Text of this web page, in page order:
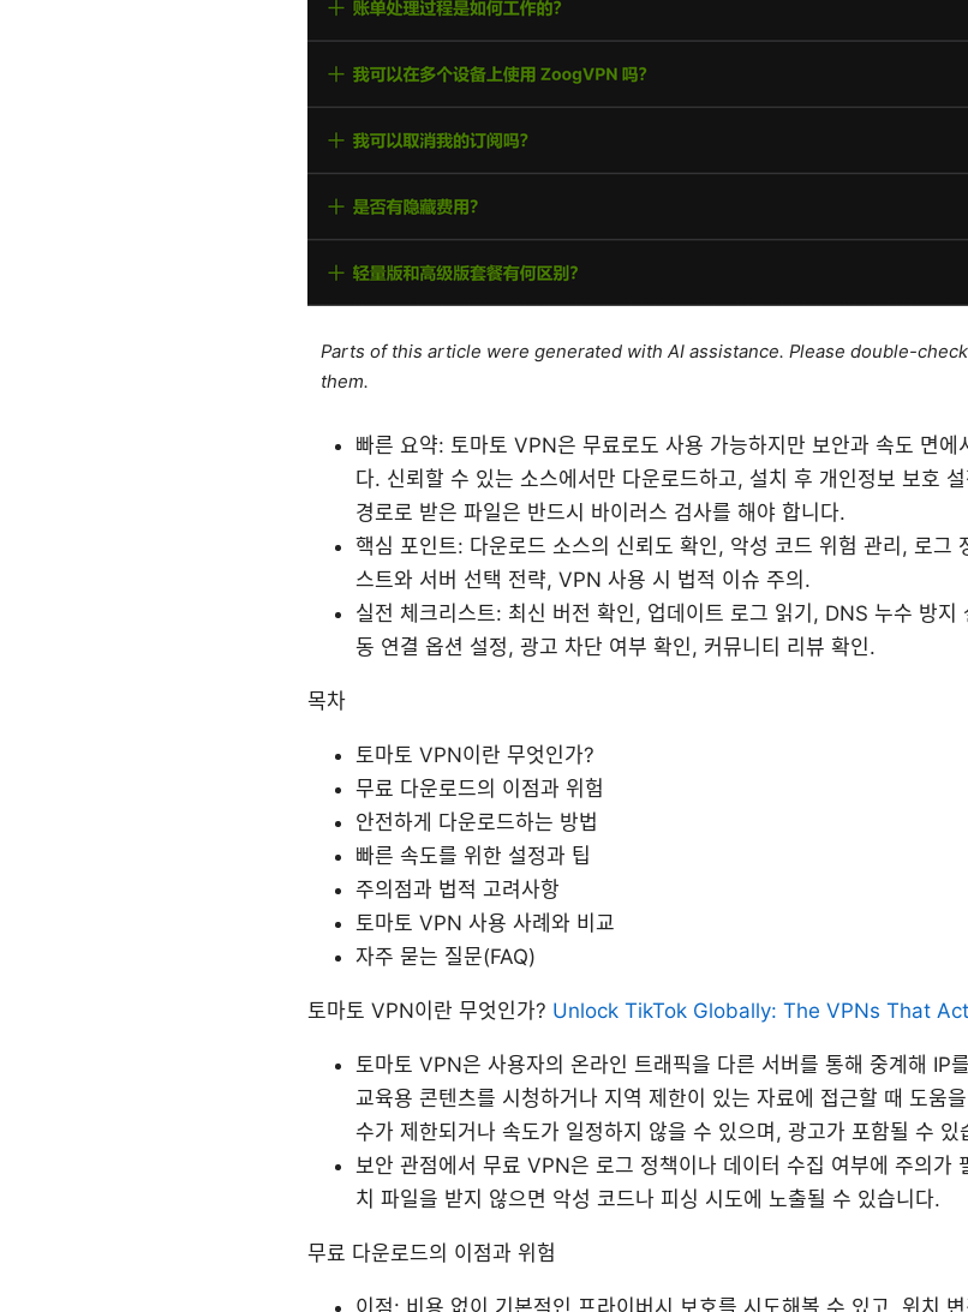
Parts of this article were generated with AI assistance. Please double-
them.
빠른 요약: 토마토 VPN은 무료로도 사용 가능하지만 보안과 속도 면에
다. 신뢰할 수 있는 소스에서만 다운로드하고, 설치 후 개인정보 보호
경로로 받은 파일은 반드시 바이러스 검사를 해야 합니다.
핵심 포인트: 다운로드 소스의 신뢰도 확인, 악성 코드 위험 관리, 로그
스트와 서버 선택 전략, VPN 사용 시 법적 이슈 주의.
실전 체크리스트: 최신 버전 확인, 업데이트 로그 읽기, DNS 누수 방
동 연결 옵션 설정, 광고 차단 여부 확인, 커뮤니티 리뷰 확인.
목차
토마토 VPN이란 무엇인가?
무료 다운로드의 이점과 위험
안전하게 다운로드하는 방법
빠른 속도를 위한 설정과 팁
주의점과 법적 고려사항
토마토 VPN 사용 사례와 비교
자주 묻는 질문(FAQ)
토마토 VPN이란 무엇인가? Unlock TikTok Globally: The VPNs That
토마토 VPN은 사용자의 온라인 트래픽을 다른 서버를 통해 중계해 IP
교육용 콘텐츠를 시청하거나 지역 제한이 있는 자료에 접근할 때 도움
수가 제한되거나 속도가 일정하지 않을 수 있으며, 광고가 포함될 수 있
보안 관점에서 무료 VPN은 로그 정책이나 데이터 수집 여부에 주의가
치 파일을 받지 않으면 악성 코드나 피싱 시도에 노출될 수 있습니다.
무료 다운로드의 이점과 위험
이점: 비용 없이 기본적인 프라이버시 보호를 시도해볼 수 있고, 위치